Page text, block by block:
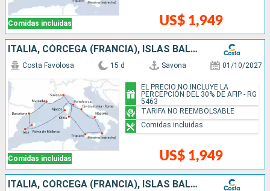
Comidas incluidas US$ 1,949
ITALIA, CÓRCEGA (FRANCIA), ISLAS BALEARES, ESPAÑA, FRANCIA
Comidas incluidas
Costa Favolosa 15 d Savona 01/10/2027
US$ 1,949
EL PRECIO NO INCLUYE LA
PERCEPCIÓN DEL 30% DE AFIP - RG
5463
TARIFA NO REEMBOLSABLE
Comidas incluidas
ITALIA, CÓRCEGA (FRANCIA), ISLAS BALEARES, ESPAÑA, FRANCIA